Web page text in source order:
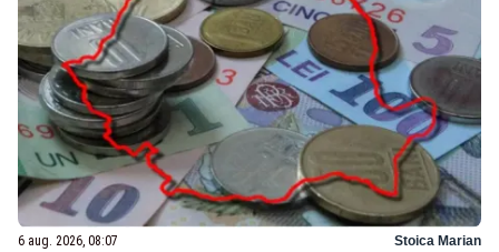
6 aug. 2026, 08:07 Stoica Marian